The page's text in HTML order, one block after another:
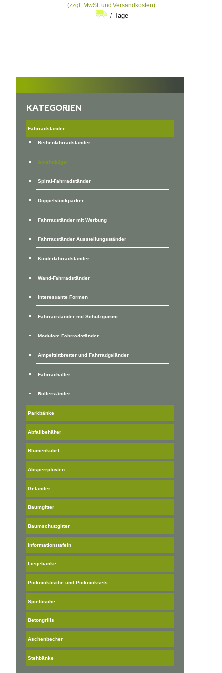
€543
bis
(zzgl. MwSt. und Versandkosten)
7 Tage
KATEGORIEN
Fahrradständer
Reihenfahrradständer
Anlehnbügel
Spiral-Fahrradständer
Doppelstockparker
Fahrradständer mit Werbung
Fahrradständer Ausstellungsständer
Kinderfahrradständer
Wand-Fahrradständer
Interessante Formen
Fahrradständer mit Schutzgummi
Modulare Fahrradständer
Ampeltrittbretter und Fahrradgeländer
Fahrradhalter
Rollerständer
Parkbänke
Abfallbehälter
Blumenkübel
Absperrpfosten
Geländer
Baumgitter
Baumschutzgitter
Informationstafeln
Liegebänke
Picknicktische und Picknicksets
Spieltische
Betongrills
Aschenbecher
Stehbänke